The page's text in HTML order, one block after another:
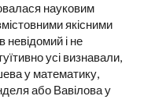
науковим
якісними
невідомий і не
усі визнавали,
у математику,
або Вавілова у